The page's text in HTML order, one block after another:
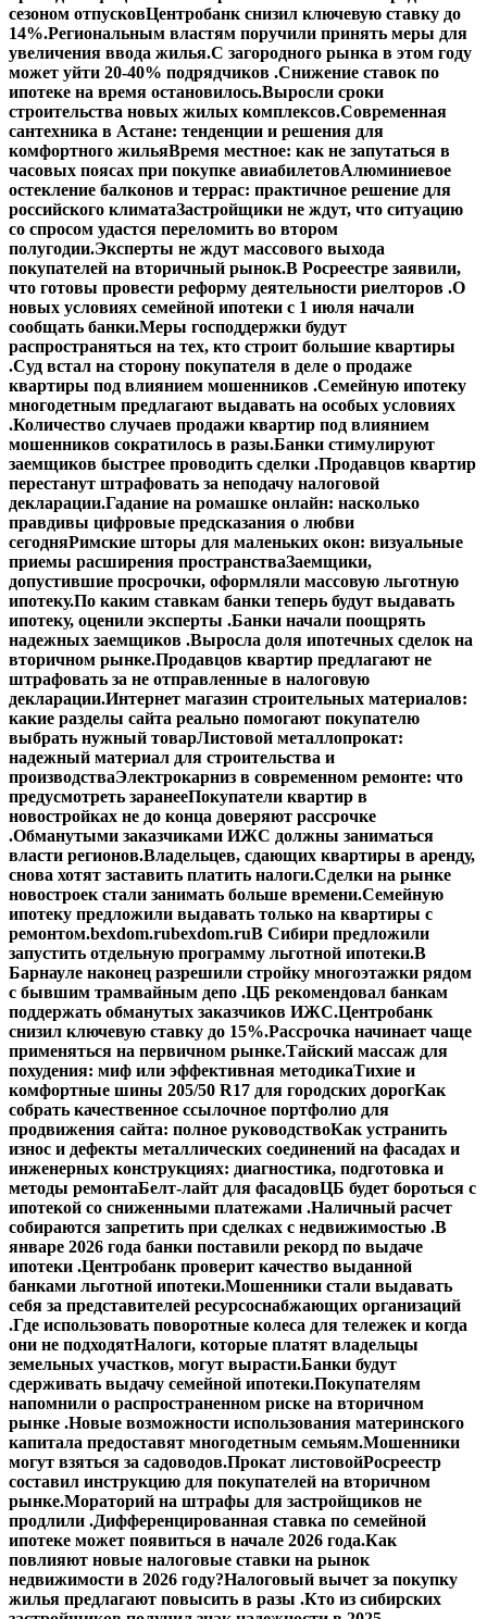
сезоном отпусковЦентробанк снизил ключевую ставку до
14%.Региональным властям поручили принять меры для
увеличения ввода жилья.С загородного рынка в этом году
может уйти 20-40% подрядчиков .Снижение ставок по
ипотеке на время остановилось.Выросли сроки
строительства новых жилых комплексов.Современная
сантехника в Астане: тенденции и решения для
комфортного жильяВремя местное: как не запутаться в
часовых поясах при покупке авиабилетовАлюминиевое
остекление балконов и террас: практичное решение для
российского климатаЗастройщики не ждут, что ситуацию
со спросом удастся переломить во втором
полугодии.Эксперты не ждут массового выхода
покупателей на вторичный рынок.В Росреестре заявили,
что готовы провести реформу деятельности риелторов .О
новых условиях семейной ипотеки с 1 июля начали
сообщать банки.Меры господдержки будут
распространяться на тех, кто строит большие квартиры
.Суд встал на сторону покупателя в деле о продаже
квартиры под влиянием мошенников .Семейную ипотеку
многодетным предлагают выдавать на особых условиях
.Количество случаев продажи квартир под влиянием
мошенников сократилось в разы.Банки стимулируют
заемщиков быстрее проводить сделки .Продавцов квартир
перестанут штрафовать за неподачу налоговой
декларации.Гадание на ромашке онлайн: насколько
правдивы цифровые предсказания о любви
сегодняРимские шторы для маленьких окон: визуальные
приемы расширения пространстваЗаемщики,
допустившие просрочки, оформляли массовую льготную
ипотеку.По каким ставкам банки теперь будут выдавать
ипотеку, оценили эксперты .Банки начали поощрять
надежных заемщиков .Выросла доля ипотечных сделок на
вторичном рынке.Продавцов квартир предлагают не
штрафовать за не отправленные в налоговую
декларации.Интернет магазин строительных материалов:
какие разделы сайта реально помогают покупателю
выбрать нужный товарЛистовой металлопрокат:
надежный материал для строительства и
производстваЭлектрокарниз в современном ремонте: что
предусмотреть заранееПокупатели квартир в
новостройках не до конца доверяют рассрочке
.Обманутыми заказчиками ИЖС должны заниматься
власти регионов.Владельцев, сдающих квартиры в аренду,
снова хотят заставить платить налоги.Сделки на рынке
новостроек стали занимать больше времени.Семейную
ипотеку предложили выдавать только на квартиры с
ремонтом.bexdom.rubexdom.ruВ Сибири предложили
запустить отдельную программу льготной ипотеки.В
Барнауле наконец разрешили стройку многоэтажки рядом
с бывшим трамвайным депо .ЦБ рекомендовал банкам
поддержать обманутых заказчиков ИЖС.Центробанк
снизил ключевую ставку до 15%.Рассрочка начинает чаще
применяться на первичном рынке.Тайский массаж для
похудения: миф или эффективная методикаТихие и
комфортные шины 205/50 R17 для городских дорогКак
собрать качественное ссылочное портфолио для
продвижения сайта: полное руководствоКак устранить
износ и дефекты металлических соединений на фасадах и
инженерных конструкциях: диагностика, подготовка и
методы ремонтаБелт-лайт для фасадовЦБ будет бороться с
ипотекой со сниженными платежами .Наличный расчет
собираются запретить при сделках с недвижимостью .В
январе 2026 года банки поставили рекорд по выдаче
ипотеки .Центробанк проверит качество выданной
банками льготной ипотеки.Мошенники стали выдавать
себя за представителей ресурсоснабжающих организаций
.Где использовать поворотные колеса для тележек и когда
они не подходятНалоги, которые платят владельцы
земельных участков, могут вырасти.Банки будут
сдерживать выдачу семейной ипотеки.Покупателям
напомнили о распространенном риске на вторичном
рынке .Новые возможности использования материнского
капитала предоставят многодетным семьям.Мошенники
могут взяться за садоводов.Прокат листовойРосреестр
составил инструкцию для покупателей на вторичном
рынке.Мораторий на штрафы для застройщиков не
продлили .Дифференцированная ставка по семейной
ипотеке может появиться в начале 2026 года.Как
повлияют новые налоговые ставки на рынок
недвижимости в 2026 году?Налоговый вычет за покупку
жилья предлагают повысить в разы .Кто из сибирских